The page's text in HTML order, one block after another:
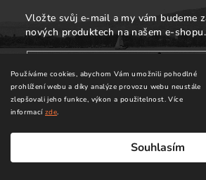
Používáme cookies, abychom Vám umožnili pohodlné
prohlížení webu a díky analýze provozu webu neustále
zlepšovali jeho funkce, výkon a použitelnost.Více
informacízde.
Souhlasím
Vložte svůj e-mail a my vám budeme
nových produktech na našem e-shopu.
Vložením e-mailu souhlasíte s
osobních údajů